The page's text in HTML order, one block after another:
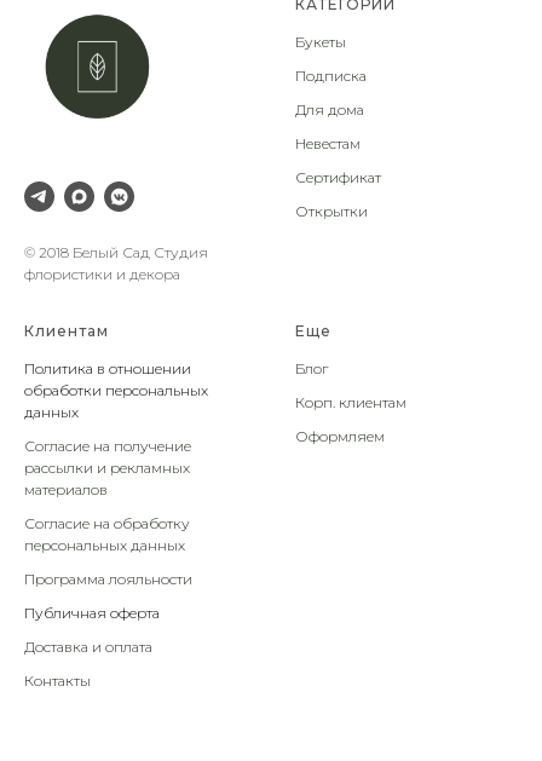
© 2018 Белый Сад Студия
флористики и декора
КАТЕГОРИИ
Букеты
Подписка
Для дома
Невестам
Сертификат
Открытки
Клиентам
Политика в отношении
обработки персональных
данных
Согласие на получение
рассылки и рекламных
материалов
Согласие на обработку
персональных данных
Программа лояльности
Публичная оферта
Доставка и оплата
Контакты
Еще
Блог
Корп. клиентам
Оформляем